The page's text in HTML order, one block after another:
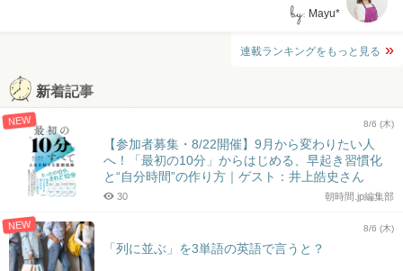
by: Mayu*
連載ランキングをもっと見る
新着記事
NEW 8/6 (木)
【参加者募集・8/22開催】9月から変わりたい人
へ！「最初の10分」からはじめる、早起き習慣化
と“自分時間”の作り方｜ゲスト：井上皓史さん
朝時間.jp編集部
30
NEW 8/6 (木)
「列に並ぶ」を3単語の英語で言うと？